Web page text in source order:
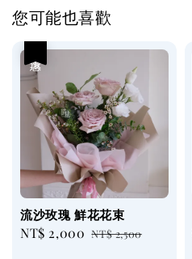
您可能也喜歡
流沙玫瑰 鮮花花束
Sale
NT$ 2,000 Regular
NT$ 2,500